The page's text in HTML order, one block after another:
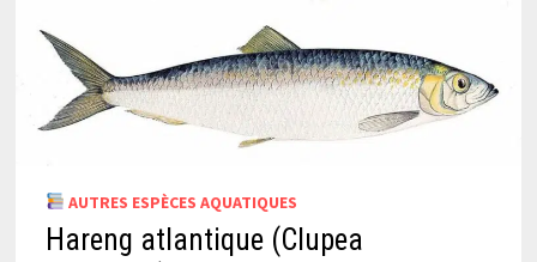
AUTRES ESPÈCES AQUATIQUES
Hareng atlantique (Clupea